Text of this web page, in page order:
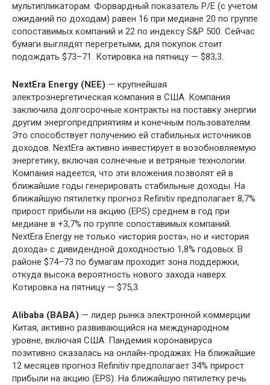
мультипликаторам. Форвардный показатель P/E (с учетом
ожиданий по доходам) равен 16 при медиане 20 по группе
сопоставимых компаний и 22 по индексу S&P 500. Сейчас
бумаги выглядят перегретыми, для покупок стоит
подождать $73–71. Котировка на пятницу — $83,3.
NextEra Energy (NEE) — крупнейшая
электроэнергетическая компания в США. Компания
заключила долгосрочные контракты на поставку энергии
другим энергопредприятиям и конечным пользователям.
Это способствует получению ей стабильных источников
доходов. NextEra активно инвестирует в возобновляемую
энергетику, включая солнечные и ветряные технологии.
Компания надеется, что эти вложения позволят ей в
ближайшие годы генерировать стабильные доходы. На
ближайшую пятилетку прогноз Refinitiv предполагает 8,7%
прирост прибыли на акцию (EPS) среднем в год при
медиане в +3,7% по группе сопоставимых компаний.
NextEra Energy не только «история роста», но и «история
дохода» с дивидендной доходностью 1,8% годовых. В
районе $74–73 по бумагам проходит зона поддержки,
откуда высока вероятность нового захода наверх.
Котировка на пятницу — $75,3.
Alibaba (BABA) — лидер рынка электронной коммерции
Китая, активно развивающийся на международном
уровне, включая США. Пандемия коронавируса
позитивно сказалась на онлайн-продажах. На ближайшие
12 месяцев прогноз Refinitiv предполагает 34% прирост
прибыли на акцию (EPS). На ближайшую пятилетку речь